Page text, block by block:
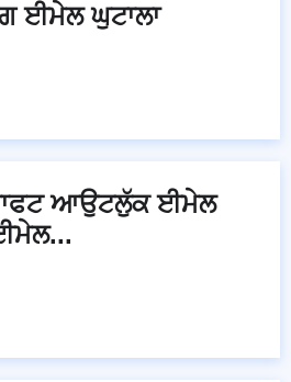
ਈਮੇਲ ਘੁਟਾਲਾ
ਆਉਟਲੁੱਕ ਈਮੇਲ